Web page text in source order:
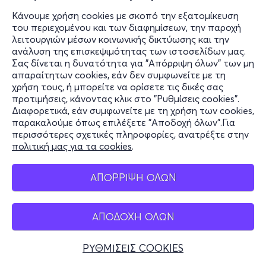
Κάνουμε χρήση cookies με σκοπό την εξατομίκευση
του περιεχομένου και των διαφημίσεων, την παροχή
λειτουργιών μέσων κοινωνικής δικτύωσης και την
ανάλυση της επισκεψιμότητας των ιστοσελίδων μας.
Σας δίνεται η δυνατότητα για "Απόρριψη όλων" των μη
απαραίτητων cookies, εάν δεν συμφωνείτε με τη
χρήση τους, ή μπορείτε να ορίσετε τις δικές σας
προτιμήσεις, κάνοντας κλικ στο "Ρυθμίσεις cookies".
Διαφορετικά, εάν συμφωνείτε με τη χρήση των cookies,
παρακαλούμε όπως επιλέξετε "Αποδοχή όλων".Για
περισσότερες σχετικές πληροφορίες, ανατρέξτε στην
πολιτική μας για τα cookies.
ΑΠΟΡΡΙΨΗ ΟΛΩΝ
ΑΠΟΔΟΧΗ ΟΛΩΝ
ΡΥΘΜΙΣΕΙΣ COOKIES
Χρόνος
Λεωφόρος Κηφισίας 14
Θέατρο Άνεσις - Αμπελόκηποι, Αττική
από 15€
Εισιτήρια
Σαβ, 12/12
ΤΕΛΕΥΤΑΙΑ ΕΞΟΔΟΣ - ΡΙΤΑ ΧΕΙΓΟΥΟΡΘ 2oς
Χρόνος
Λεωφόρος Κηφισίας 14
από 15€